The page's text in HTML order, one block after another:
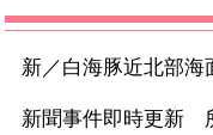
新／白海豚近北部海
新聞事件即時更新